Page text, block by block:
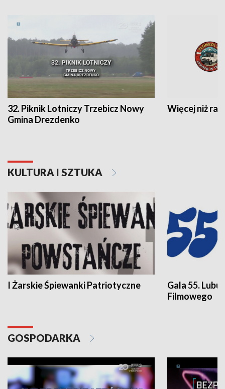
32. Piknik Lotniczy Trzebicz Nowy
Gmina Drezdenko
Więcej niż rajd
KULTURA I SZTUKA
I Żarskie Śpiewanki Patriotyczne
Gala 55.
Filmowego
GOSPODARKA